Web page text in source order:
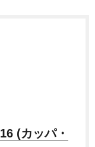
(カッパ・